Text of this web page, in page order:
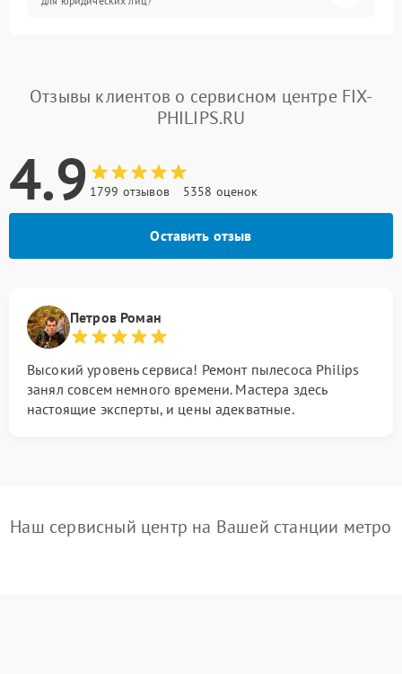
Отзывы клиентов о сервисном центре FIX-
PHILIPS.RU
4.9 1799 отзывов 5358 оценок
Оставить отзыв
Петров Роман
Высокий уровень сервиса! Ремонт пылесоса Philips
занял совсем немного времени. Мастера здесь
настоящие эксперты, и цены адекватные.
Наш сервисный центр на Вашей станции метро